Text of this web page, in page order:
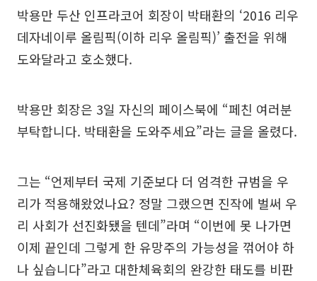
박용만 두산 인프라코어 회장이 박태환의 ‘2016 리우
데자네이루 올림픽(이하 리우 올림픽)’ 출전을 위해
도와달라고 호소했다.
박용만 회장은 3일 자신의 페이스북에 “페친 여러분
부탁합니다. 박태환을 도와주세요”라는 글을 올렸다.
그는 “언제부터 국제 기준보다 더 엄격한 규범을 우
리가 적용해왔었나요? 정말 그랬으면 진작에 벌써 우
리 사회가 선진화됐을 텐데”라며 “이번에 못 나가면
이제 끝인데 그렇게 한 유망주의 가능성을 꺾어야 하
나 싶습니다”라고 대한체육회의 완강한 태도를 비판